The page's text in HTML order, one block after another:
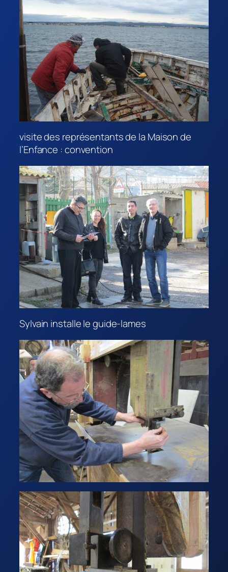
visite des représentants de la Maison de
l’Enfance : convention
Sylvain installe le guide-lames